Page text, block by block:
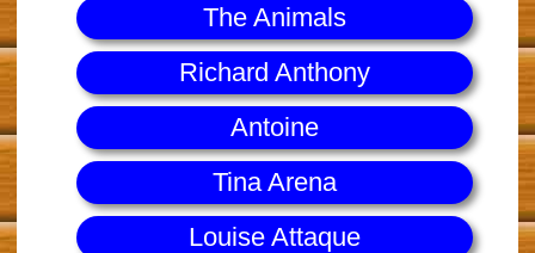
The Animals
Richard Anthony
Antoine
Tina Arena
Louise Attaque